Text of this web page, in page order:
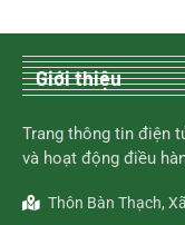
Giới thiệu
Trang thông tin điện
và hoạt động điều
Thôn Bàn Thạch,